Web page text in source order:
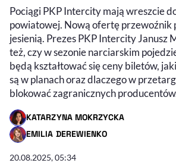
Pociągi PKP Intercity mają wreszcie
powiatowej. Nową ofertę przewoźnik
jesienią. Prezes PKP Intercity Janusz
też, czy w sezonie narciarskim
będą kształtować się ceny biletów,
są w planach oraz dlaczego w
blokować zagranicznych
KATARZYNA MOKRZYCKA
- AUTOR ARTYKUŁU - PROFIL
EMILIA DEREWIENKO
- AUTOR ARTYKUŁU - PROFIL
20.08.2025, 05:34